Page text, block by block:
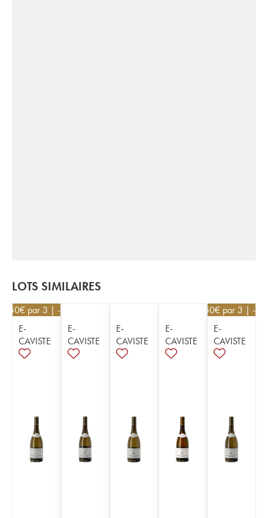
LOTS SIMILAIRES
€ par 3 | -10%
E-
CAVISTE
E-
CAVISTE
E-
CAVISTE
E-
CAVISTE
58,50€ par 3 | -
E-
CAVISTE